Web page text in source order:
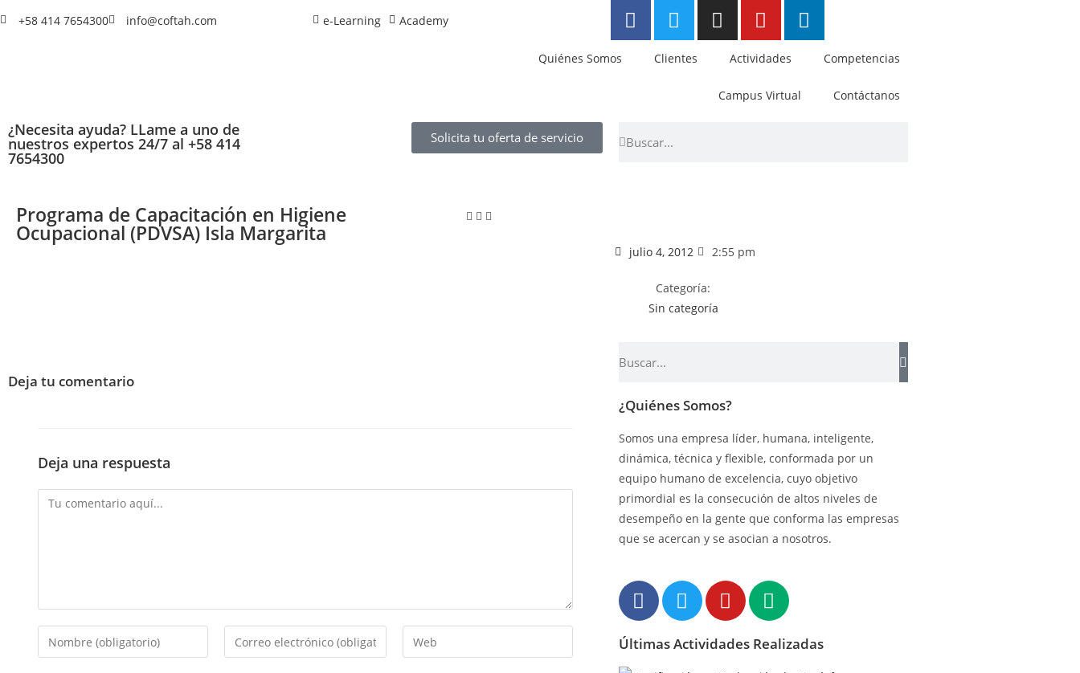
+58 414 7654300 info@coftah.com e-Learning Academy
Quiénes Somos Clientes Actividades Competencias
Campus Virtual Contáctanos
¿Necesita ayuda? LLame a uno de
nuestros expertos 24/7 al +58 414
7654300
Solicita tu oferta de servicio
Programa de Capacitación en Higiene
Ocupacional (PDVSA) Isla Margarita
julio 4, 2012 2:55 pm
Categoría:
Sin categoría
Deja tu comentario
Deja una respuesta
¿Quiénes Somos?
Somos una empresa líder, humana, inteligente,
dinámica, técnica y flexible, conformada por un
equipo humano de excelencia, cuyo objetivo
primordial es la consecución de altos niveles de
desempeño en la gente que conforma las empresas
que se acercan y se asocian a nosotros.
Últimas Actividades Realizadas